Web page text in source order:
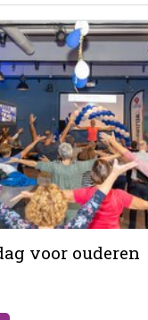
voor ouderen